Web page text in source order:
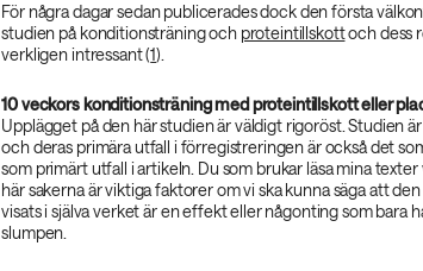
För några dagar sedan publicerades dock den första
studien på konditionsträning och proteintillskottoch dess
verkligen intressant (1).
10 veckors konditionsträning med proteintillskott eller
Upplägget på den här studien är väldigt rigoröst. Studien
och deras primära utfall i förregistreringen är också det
som primärt utfall i artikeln. Du som brukar läsa mina
här sakerna är viktiga faktorer om vi ska kunna säga att
visats i själva verket är en effekt eller någonting som bara
slumpen.